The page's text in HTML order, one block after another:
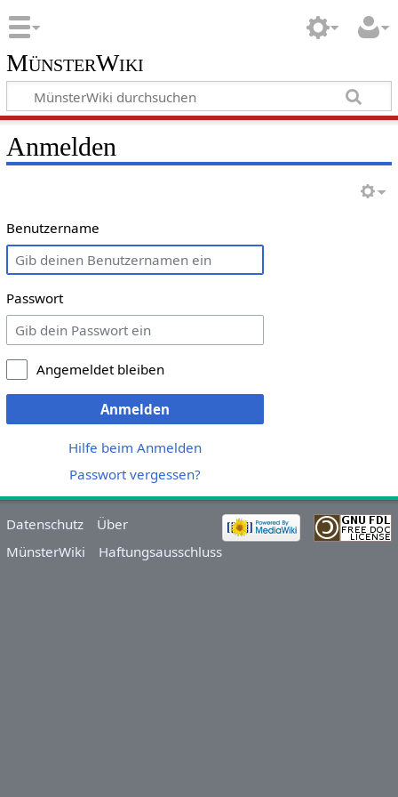
MünsterWiki
Anmelden
Benutzername
Passwort
Angemeldet bleiben
Anmelden
Hilfe beim Anmelden
Passwort vergessen?
Datenschutz
Über
MünsterWiki
Haftungsausschluss